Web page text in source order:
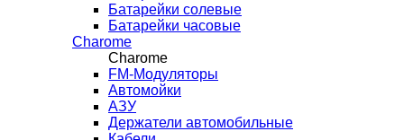
Батарейки солевые
Батарейки часовые
Charome
Charome
FM-Модуляторы
Автомойки
АЗУ
Держатели автомобильные